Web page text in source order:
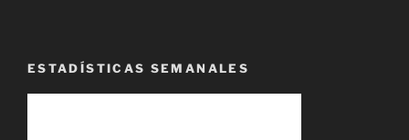
ESTADÍSTICAS SEMANALES